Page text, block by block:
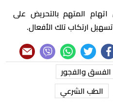
المتهم بالتحريض على
ارتكاب تلك الأفعال.
الفسق والفجور
الطب الشرعي